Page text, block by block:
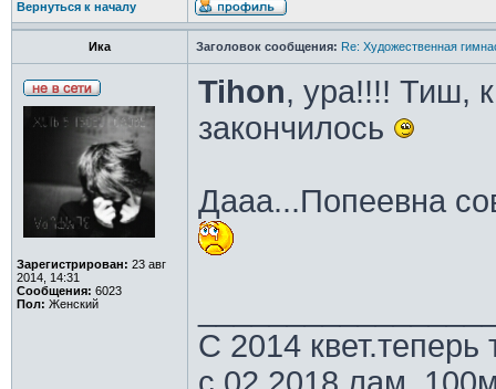
Вернуться к началу
Ика Заголовок сообщения: Re: Художественная
Зарегистрирован: 23 авг
2014, 14:31
Сообщения: 6023
Пол: Женский
Tihon, ура!!!! Тиш,
закончилось
Дааа...Попеевна
С 2014 квет.теперь